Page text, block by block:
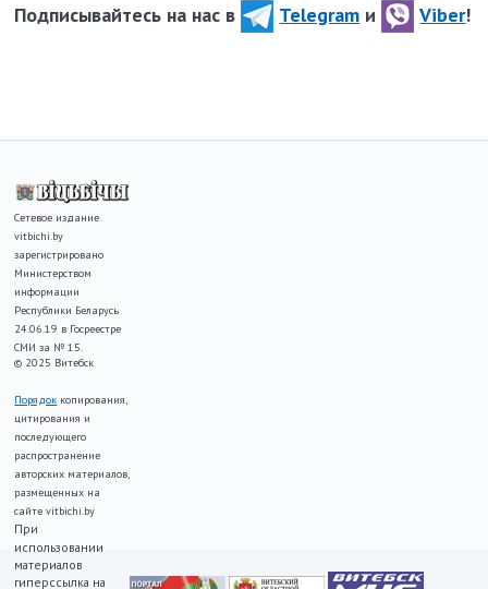
Подписывайтесь на нас в Telegram и Viber!
Сетевое издание
vitbichi.by
зарегистрировано
Министерством
информации
Республики Беларусь
24.06.19 в Госреестре
СМИ за № 15.
© 2025 Витебск
Порядок копирования,
цитирования и
последующего
распространение
авторских материалов,
размещенных на
сайте vitbichi.by
При
использовании
материалов
гиперссылка на